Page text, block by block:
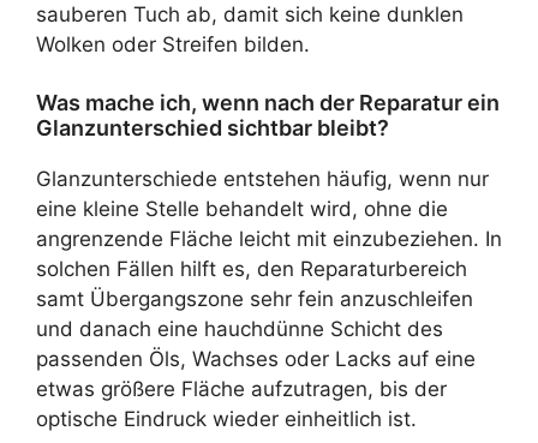
sauberen Tuch ab, damit sich keine dunklen
Wolken oder Streifen bilden.
Was mache ich, wenn nach der Reparatur ein
Glanzunterschied sichtbar bleibt?
Glanzunterschiede entstehen häufig, wenn nur
eine kleine Stelle behandelt wird, ohne die
angrenzende Fläche leicht mit einzubeziehen. In
solchen Fällen hilft es, den Reparaturbereich
samt Übergangszone sehr fein anzuschleifen
und danach eine hauchdünne Schicht des
passenden Öls, Wachses oder Lacks auf eine
etwas größere Fläche aufzutragen, bis der
optische Eindruck wieder einheitlich ist.